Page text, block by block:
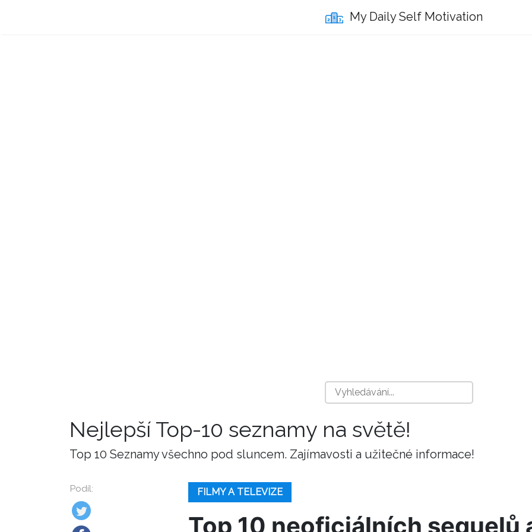
My Daily Self Motivation
Nejlepší Top-10 seznamy na světě!
Top 10 Seznamy všechno pod sluncem. Zajímavosti a užitečné informace!
Podíl: FILMY A TELEVIZE
Top 10 neoficiálních sequelů